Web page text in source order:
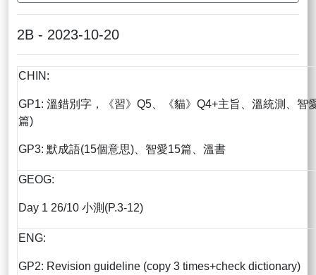
2B - 2023-10-20
CHIN:
GP1: 溫錯別字，《習》Q5、《貓》Q4+主旨、溫統測、智
篇)
GP3: 默成語(15個意思)、智愛15篇、溫書
GEOG:
Day 1 26/10 小測(P.3-12)
ENG:
GP2: Revision guideline (copy 3 times+check dictionary)